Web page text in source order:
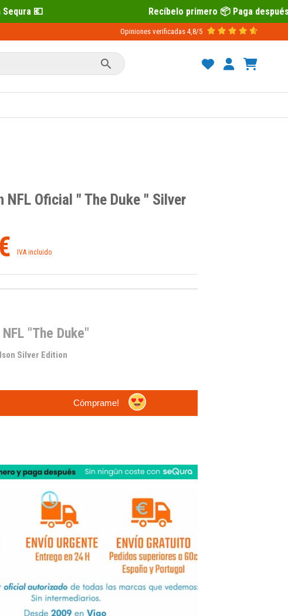
Recíbelo primero 📦 Paga después con Sequra 💶
Opiniones verificadas 4,8/5

NFL Oficial " The Duke " Silver
IVA incluido
"The Duke"
Silver Edition
Cómprame!